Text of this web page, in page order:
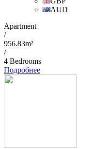
AUD
Apartment
/
956.83m²
/
4 Bedrooms
Подробнее